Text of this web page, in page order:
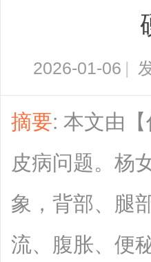
2026-01-06 |
摘要: 本文由
皮病问题。杨
象，背部、腿
流、腹胀、便